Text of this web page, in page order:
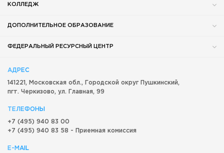
КОЛЛЕДЖ
ДОПОЛНИТЕЛЬНОЕ ОБРАЗОВАНИЕ
ФЕДЕРАЛЬНЫЙ РЕСУРСНЫЙ ЦЕНТР
АДРЕС
141221, Московская обл., Городской округ Пушкинский,
пгт. Черкизово, ул. Главная, 99
ТЕЛЕФОНЫ
+7 (495) 940 83 00
+7 (495) 940 83 58 - Приемная комиссия
E-MAIL